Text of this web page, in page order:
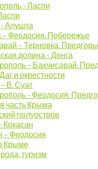
- Ласпи
Алушта
Феодосия. Побережье
– Терновка.
долина - Донга
– Бахчисарай.
и окрестности
В. Суат
- Феодосия.
часть Крыма
полуостров
Кокасан
– Феодосия
Крыме
туризм